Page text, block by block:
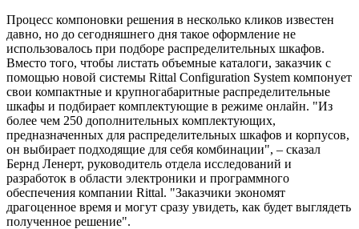
Процесс компоновки решения в несколько кликов известен
давно, но до сегодняшнего дня такое оформление не
использовалось при подборе распределительных шкафов.
Вместо того, чтобы листать объемные каталоги, заказчик с
помощью новой системы Rittal Configuration System компонует
свои компактные и крупногабаритные распределительные
шкафы и подбирает комплектующие в режиме онлайн. "Из
более чем 250 дополнительных комплектующих,
предназначенных для распределительных шкафов и корпусов,
он выбирает подходящие для себя комбинации", – сказал
Бернд Ленерт, руководитель отдела исследований и
разработок в области электроники и программного
обеспечения компании Rittal. "Заказчики экономят
драгоценное время и могут сразу увидеть, как будет выглядеть
полученное решение".